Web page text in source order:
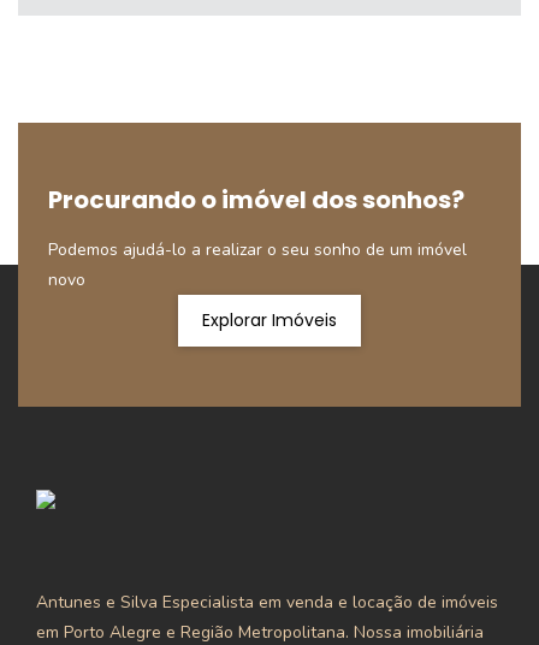
Procurando o imóvel dos sonhos?
Podemos ajudá-lo a realizar o seu sonho de um imóvel
novo
Explorar Imóveis
Antunes e Silva Especialista em venda e locação de imóveis
em Porto Alegre e Região Metropolitana. Nossa imobiliária